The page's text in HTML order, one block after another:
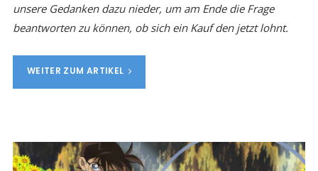
unsere Gedanken dazu nieder, um am Ende die Frage
beantworten zu können, ob sich ein Kauf den jetzt lohnt.
WEITER ZUM ARTIKEL